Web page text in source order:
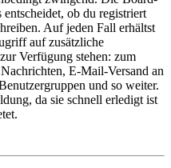
ob du registriert
Auf jeden Fall erhältst
auf zusätzliche
Verfügung stehen: zum
E-Mail-Versand an
und so weiter.
da sie schnell erledigt ist